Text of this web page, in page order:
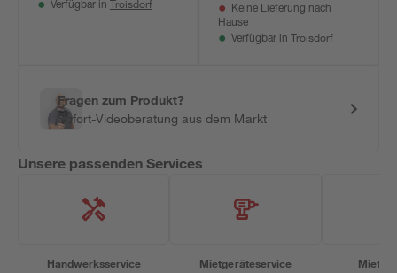
Verfügbar in Troisdorf
Keine Lieferung nach
Hause
Verfügbar in Troisdorf
Fragen zum Produkt?
Sofort-Videoberatung aus dem Markt
Unsere passenden Services
Handwerksservice Mietgeräteservice